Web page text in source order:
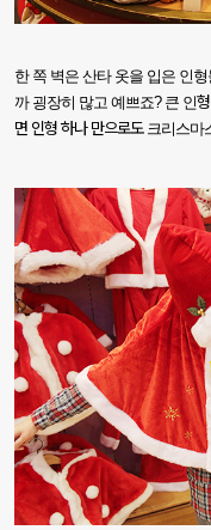
한 쪽 벽은 산타 옷을 입은 인
까 굉장히 많고 예쁘죠? 큰 인
면 인형 하나 만으로도 크리스마